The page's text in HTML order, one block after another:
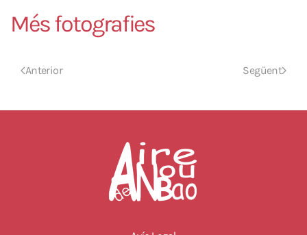
Més fotografies
Anterior Següent